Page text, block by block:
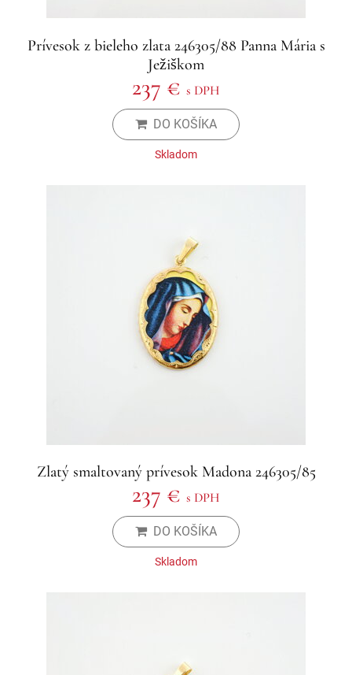
Prívesok z bieleho zlata 246305/88 Panna Mária s
Ježiškom
237 € s DPH
DO KOŠÍKA
Skladom
Zlatý smaltovaný prívesok Madona 246305/85
237 € s DPH
DO KOŠÍKA
Skladom